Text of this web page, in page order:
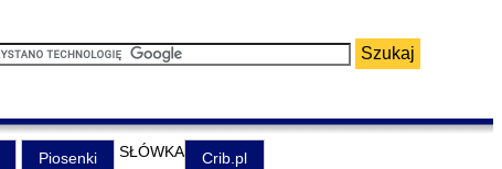
Piosenki SŁÓWKA Crib.pl